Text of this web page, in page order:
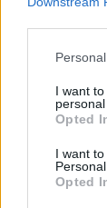
I want
personal
Opted
I want
Personal
Opted
της
SHOWBIZ
- Πώς η
Χριστό και